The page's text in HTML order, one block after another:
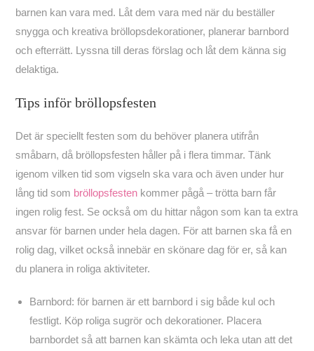
barnen kan vara med. Låt dem vara med när du beställer
snygga och kreativa bröllopsdekorationer, planerar barnbord
och efterrätt. Lyssna till deras förslag och låt dem känna sig
delaktiga.
Tips inför bröllopsfesten
Det är speciellt festen som du behöver planera utifrån
småbarn, då bröllopsfesten håller på i flera timmar. Tänk
igenom vilken tid som vigseln ska vara och även under hur
lång tid som bröllopsfesten kommer pågå – trötta barn får
ingen rolig fest. Se också om du hittar någon som kan ta extra
ansvar för barnen under hela dagen. För att barnen ska få en
rolig dag, vilket också innebär en skönare dag för er, så kan
du planera in roliga aktiviteter.
Barnbord: för barnen är ett barnbord i sig både kul och
festligt. Köp roliga sugrör och dekorationer. Placera
barnbordet så att barnen kan skämta och leka utan att det